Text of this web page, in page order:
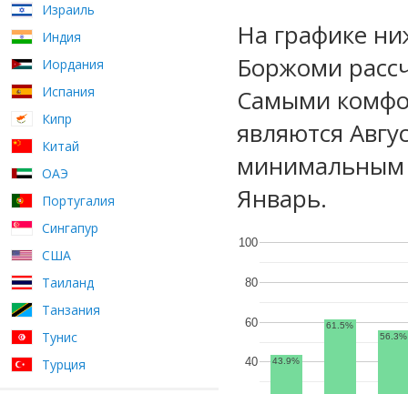
Израиль
Индия
Иордания
Испания
Кипр
Китай
ОАЭ
Португалия
Сингапур
США
Таиланд
Танзания
Тунис
Турция
На графике
Боржоми
Самыми
являются
минимальным
Январь.
40
60
80
100
43.9%
61.5%
56.3%